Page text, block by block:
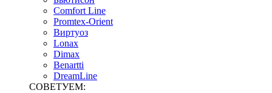
Comfort Line
Promtex-Orient
Виртуоз
Lonax
Dimax
Benartti
DreamLine
СОВЕТУЕМ: